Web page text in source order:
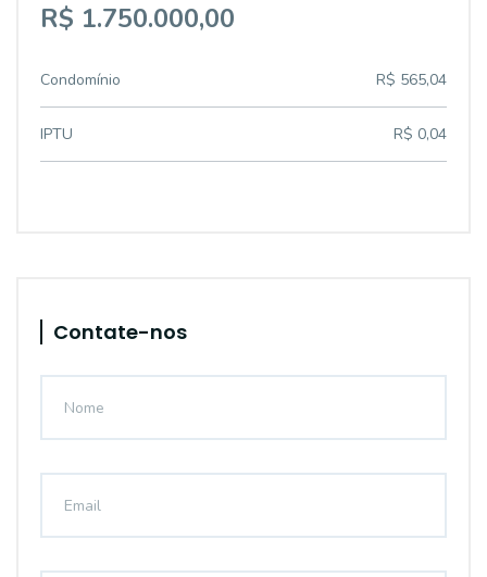
R$ 1.750.000,00
Condomínio R$ 565,04
IPTU R$ 0,04
Contate-nos